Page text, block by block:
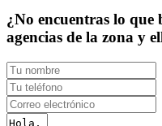
¿No encuentras lo que
agencias de la zona y